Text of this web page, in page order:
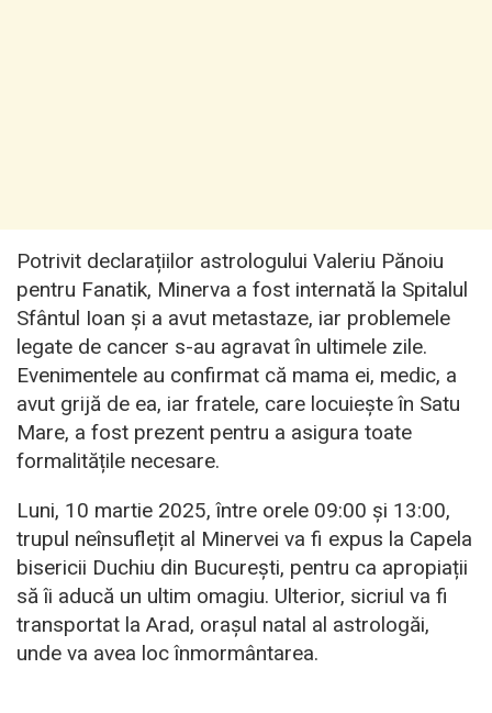
Potrivit declarațiilor astrologului Valeriu Pănoiu
pentru Fanatik, Minerva a fost internată la Spitalul
Sfântul Ioan și a avut metastaze, iar problemele
legate de cancer s-au agravat în ultimele zile.
Evenimentele au confirmat că mama ei, medic, a
avut grijă de ea, iar fratele, care locuiește în Satu
Mare, a fost prezent pentru a asigura toate
formalitățile necesare.
Luni, 10 martie 2025, între orele 09:00 și 13:00,
trupul neînsuflețit al Minervei va fi expus la Capela
bisericii Duchiu din București, pentru ca apropiații
să îi aducă un ultim omagiu. Ulterior, sicriul va fi
transportat la Arad, orașul natal al astrologăi,
unde va avea loc înmormântarea.